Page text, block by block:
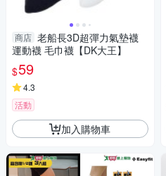
商店 老船長3D超彈力氣墊襪
運動襪 毛巾襪【DK大王】
$59
4.3
活動
加入購物車